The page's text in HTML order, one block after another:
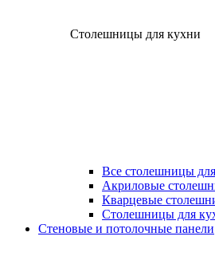
Столешницы для кухни
Все столешницы
Акриловые
Кварцевые
Столешницы для
Стеновые и потолочные панели